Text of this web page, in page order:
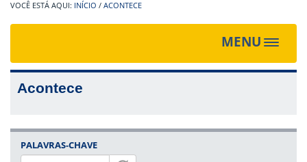
INÍCIO / ACONTECE
MENU
Toggle
Acontece
PALAVRAS-CHAVE